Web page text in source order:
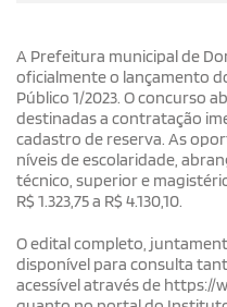
A Prefeitura municipal de
oficialmente o lançamento
Público 1/2023. O concurso
destinadas a contratação
cadastro de reserva. As
níveis de escolaridade,
técnico, superior e
R$ 1.323,75 a R$ 4.130,10.
O edital completo,
disponível para consulta
acessível através de https://